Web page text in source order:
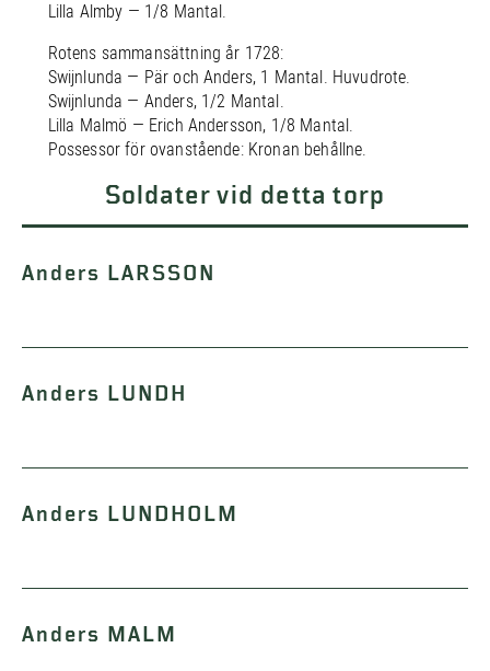
Lilla Almby — 1/8 Mantal.
Rotens sammansättning år 1728:
Swijnlunda — Pär och Anders, 1 Mantal. Huvudrote.
Swijnlunda — Anders, 1/2 Mantal.
Lilla Malmö — Erich Andersson, 1/8 Mantal.
Possessor för ovanstående: Kronan behållne.
Soldater vid detta torp
Anders LARSSON
Anders LUNDH
Anders LUNDHOLM
Anders MALM